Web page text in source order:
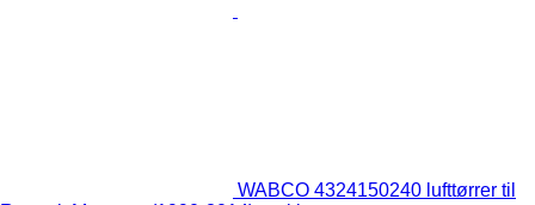
WABCO 4324150240 lufttørrer til